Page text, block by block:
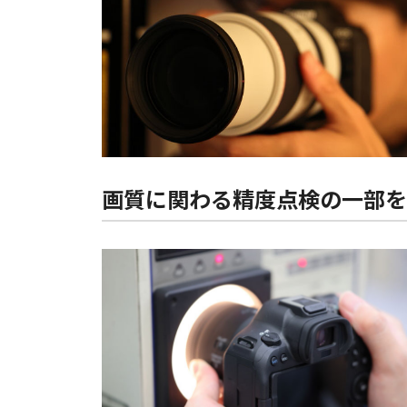
画質に関わる精度点検の一部